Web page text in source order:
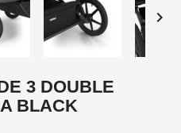

3 DOUBLE
BLACK